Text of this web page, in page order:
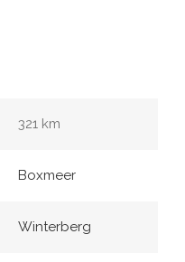
321 km
Boxmeer
Winterberg